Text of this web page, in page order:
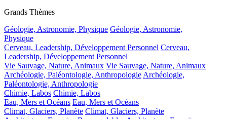
Grands Thèmes
Géologie, Astronomie, Physique Géologie, Astronomie,
Physique
Cerveau, Leadership, Développement Personnel Cerveau,
Leadership, Développement Personnel
Vie Sauvage, Nature, Animaux Vie Sauvage, Nature, Animaux
Archéologie, Paléontologie, AnthropologieArchéologie,
Paléontologie, Anthropologie
Chimie, Labos Chimie, Labos
Eau, Mers et Océans Eau, Mers et Océans
Climat, Glaciers, Planète Climat, Glaciers, Planète